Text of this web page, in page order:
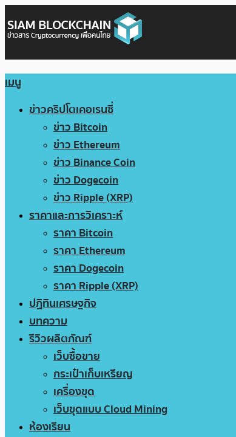
เมนู
ข่าวคริปโตเคอเรนซี่
ข่าว Bitcoin
ข่าว Ethereum
ข่าว Binance Coin
ข่าว Dogecoin
ข่าว Ripple (XRP)
ราคาและการวิเคราะห์
ราคา Bitcoin
ราคา Ethereum
ราคา Dogecoin
ราคา Ripple (XRP)
ปฏิทินเศรษฐกิจ
บทความ
รีวิวผลิตภัณฑ์
เว็บซื้อขาย
กระเป๋าเก็บเหรียญ
เครื่องขุด
เว็บขุดแบบ Cloud Mining
ห้องเรียน